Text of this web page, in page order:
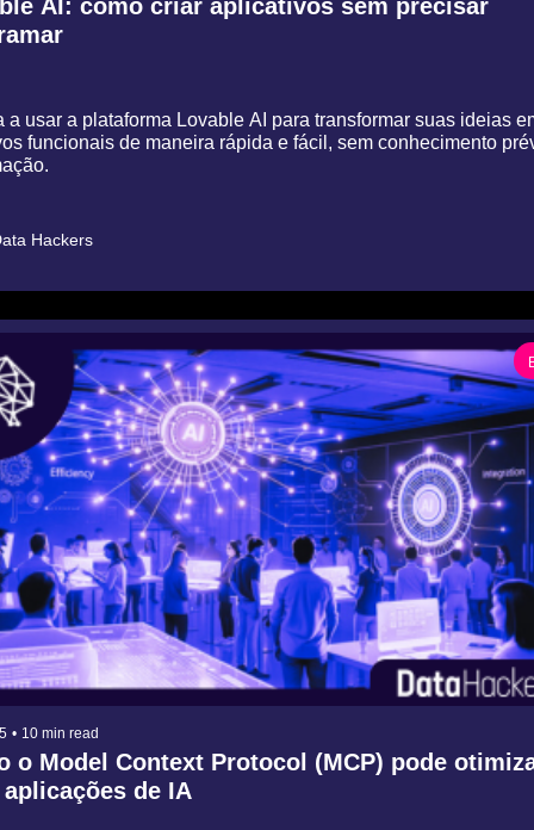
AI: como criar aplicativos sem precisar
a usar a plataforma Lovable AI para transformar suas ideias
funcionais de maneira rápida e fácil, sem conhecimento
Hackers
• 10 min read
o Model Context Protocol (MCP) pode
de IA